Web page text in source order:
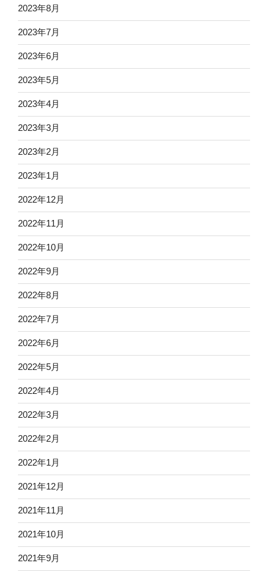
2023年8月
2023年7月
2023年6月
2023年5月
2023年4月
2023年3月
2023年2月
2023年1月
2022年12月
2022年11月
2022年10月
2022年9月
2022年8月
2022年7月
2022年6月
2022年5月
2022年4月
2022年3月
2022年2月
2022年1月
2021年12月
2021年11月
2021年10月
2021年9月